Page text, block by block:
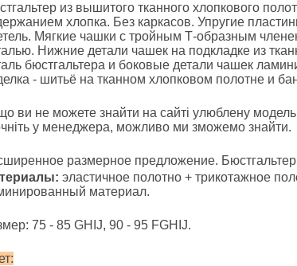
из вышитого тканного хлопкового
хлопка. Без каркасов. Упругие
Мягкие чашки с тройным Т-образным
Нижние детали чашек на подкладке из
бюстгальтера и боковые детали чашек
- шитьё на тканном хлопковом полотне и
ви не можете знайти на сайті улюблену
у менеджера, можливо ми зможемо знайти.
размерное предложение.
эластичное полотно + трикотажное
материал.
75 - 85 GHIJ, 90 - 95 FGHIJ.